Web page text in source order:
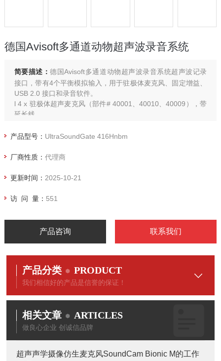
德国Avisoft多通道动物超声波录音系统
简要描述：德国Avisoft多通道动物超声波录音系统超声波记录
接口，带有4个平衡模拟输入，用于驻极体麦克风、固定增益、
USB 2.0 接口和录音软件。
l 4 x 驻极体超声麦克风（部件# 40001、40010、40009），带
延长线
l 适用于声学定位和波束分析的第三方（基于 Matlab）多通道声
产品型号： UltraSoundGate 416Hnbm
厂商性质： 代理商
更新时间： 2025-10-21
访 问 量： 551
产品咨询 联系我们
产品分类 PRODUCT
我们相信好的产品是信誉的保证！
相关文章 ARTICLES
做良心企业 创诚信品牌
超声声学摄像仿生麦克风SoundCam Bionic M的工作